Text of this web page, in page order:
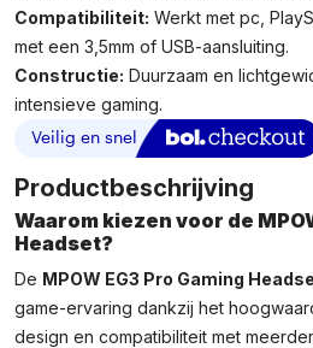
Compatibiliteit: Werkt met pc,
met een 3,5mm of USB-aansluiting.
Constructie: Duurzaam en
intensieve gaming.
Productbeschrijving
Waarom kiezen voor de
Headset?
De MPOW EG3 Pro Gaming
game-ervaring dankzij het
design en compatibiliteit met